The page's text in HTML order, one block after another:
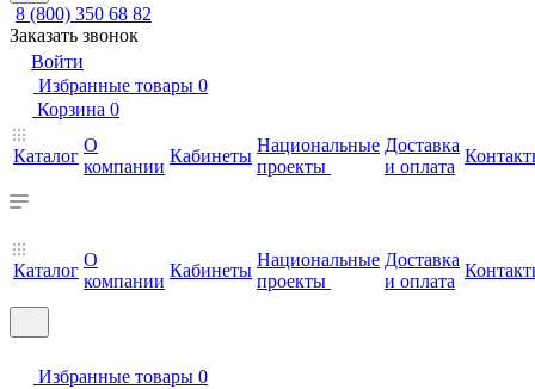
8 (800) 350 68 82
Заказать звонок
Войти
Избранные товары 0
Корзина 0
Каталог
О
компании
Кабинеты
Национальные
проекты
Доставка
и оплата
Каталог
О
компании
Кабинеты
Национальные
проекты
Доставка
и оплата
Избранные товары 0